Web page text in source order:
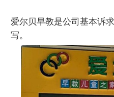
爱尔贝早教是公司基本诉
写。